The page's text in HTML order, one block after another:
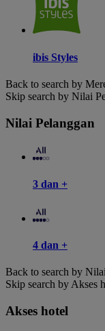
ibis Styles
Back to search by
Skip search by Nilai
Nilai Pelanggan
3 dan +
4 dan +
Back to search by
Skip search by Akses
Akses hotel